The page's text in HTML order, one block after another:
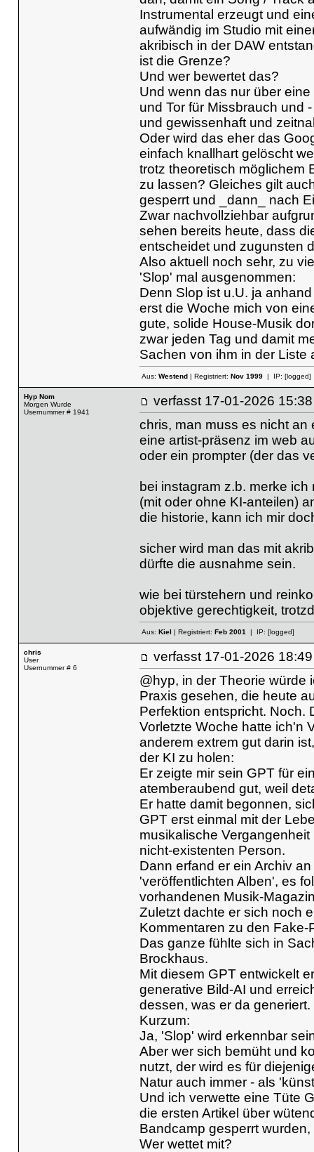
Instrumental erzeugt und
aufwändig im Studio mit
akribisch in der DAW
ist die Grenze?
Und wer bewertet das?
Und wenn das nur über
und Tor für Missbrauch und
und gewissenhaft und
Oder wird das eher das
einfach knallhart gelöscht
trotz theoretisch möglichem
zu lassen? Gleiches gilt
gesperrt und _dann_ nach
Zwar nachvollziehbar
sehen bereits heute, dass
entscheidet und zugunsten
Also aktuell noch sehr, zu
'Slop' mal ausgenommen:
Denn Slop ist u.U. ja
erst die Woche mich von
gute, solide House-Musik
zwar jeden Tag und damit
Sachen von ihm in der Liste
Aus: Westend| Registriert: Nov 1999| IP: [logged]
Hyp Nom
Morgen Wurde
Usernummer # 1941
verfasst 17-01-2026
chris, man muss es nicht an
eine artist-präsenz im web
oder ein prompter (der das
bei instagram z.b. merke
(mit oder ohne KI-anteilen)
die historie, kann ich mir
sicher wird man das mit
dürfte die ausnahme sein.
wie bei türstehern und
objektive gerechtigkeit,
Aus: Kiel | Registriert: Feb 2001| IP: [logged]
chris
User
Usernummer # 6
verfasst 17-01-2026
@hyp, in der Theorie würde
Praxis gesehen, die heute
Perfektion entspricht. Noch.
Vorletzte Woche hatte ich'n
anderem extrem gut darin
der KI zu holen:
Er zeigte mir sein GPT für
atemberaubend gut, weil
Er hatte damit begonnen,
GPT erst einmal mit der
musikalische
nicht-existenten Person.
Dann erfand er ein Archiv
'veröffentlichten Alben', es
vorhandenen Musik-
Zuletzt dachte er sich noch
Kommentaren zu den Fake-
Das ganze fühlte sich in
Brockhaus.
Mit diesem GPT entwickelt
generative Bild-AI und
dessen, was er da generiert.
Kurzum:
Ja, 'Slop' wird erkennbar
Aber wer sich bemüht und
nutzt, der wird es für
Natur auch immer - als
Und ich verwette eine Tüte
die ersten Artikel über
Bandcamp gesperrt
Wer wettet mit?